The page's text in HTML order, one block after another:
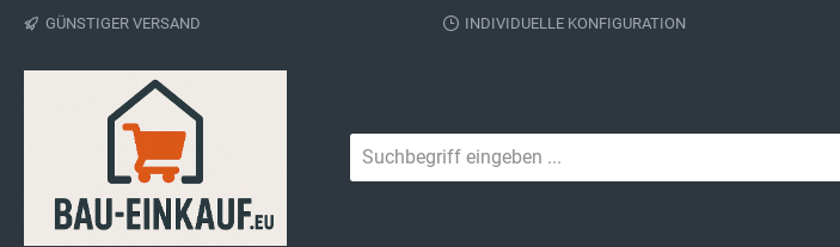
Zur Hauptnavigation springen
GÜNSTIGER VERSAND INDIVIDUELLE KONFIGURATION